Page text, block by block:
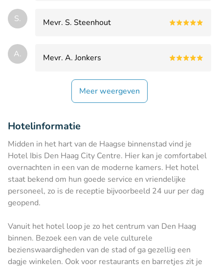
S. Mevr. S. Steenhout
A. Mevr. A. Jonkers
Meer weergeven
Hotelinformatie
Midden in het hart van de Haagse binnenstad vind je
Hotel Ibis Den Haag City Centre. Hier kan je comfortabel
overnachten in een van de moderne kamers. Het hotel
staat bekend om hun goede service en vriendelijke
personeel, zo is de receptie bijvoorbeeld 24 uur per dag
geopend.
Vanuit het hotel loop je zo het centrum van Den Haag
binnen. Bezoek een van de vele culturele
bezienswaardigheden van de stad of ga gezellig een
dagje winkelen. Ook voor restaurants en barretjes zit je